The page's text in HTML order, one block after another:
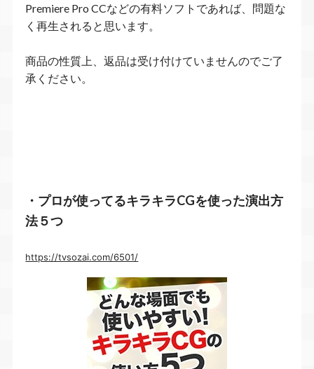
Premiere Pro CCなどの有料ソフトであれば、問題な
く再生されると思います。
商品の性質上、返品は受け付けていませんのでご了
承ください。
・プロが使ってるキラキラCGを使った演出方
法５つ
https://tvsozai.com/6501/